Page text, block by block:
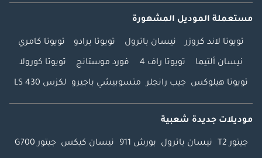
مستعملة الموديل المشهورة
تويوتا لاند كروزر نيسان باترول تويوتا برادو تويوتا كامري
نيسان ألتيما تويوتا راف 4 فورد موستانج تويوتا كورولا
تويوتا هيلوكس جيب رانجلر متسوبيشي باجيرو لكزس LS 430
موديلات جديدة شعبية
جيتور T2 نيسان باترول بورش 911 نيسان كيكس جيتور G700